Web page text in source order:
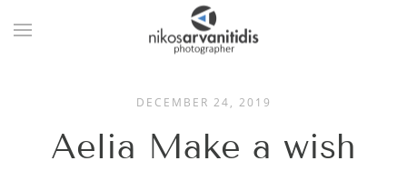
DECEMBER 24, 2019
Aelia Make a wish